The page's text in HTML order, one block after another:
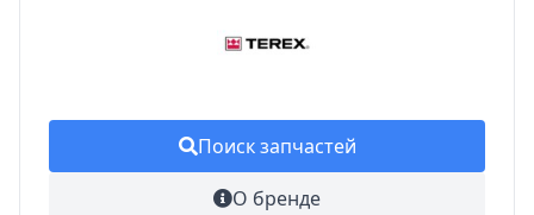
Поиск запчастей
О бренде